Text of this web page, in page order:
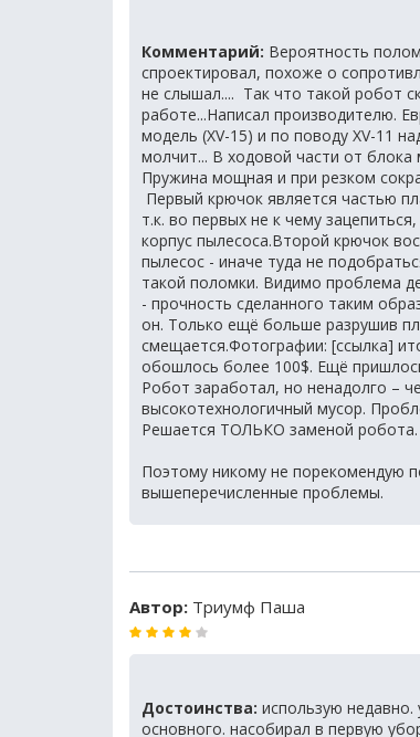
Комментарий: Вероятность
спроектировал, похоже о
не слышал.... Так что такой робот
работе...Написал производителю.
модель (XV-15) и по поводу XV-11
молчит... В ходовой части от
Пружина мощная и при резком
Первый крючок является частью
т.к. во первых не к чему
корпус пылесоса.Второй крючок
пылесос - иначе туда не
такой поломки. Видимо проблема
- прочность сделанного таким
он. Только ещё больше разрушив
смещается.Фотографии: [ссылка]
обошлось более 100$. Ещё
Робот заработал, но ненадолго –
высокотехнологичный мусор.
Решается ТОЛЬКО заменой робота.
Поэтому никому не порекомендую
вышеперечисленные проблемы.
Автор: Триумф Паша
Достоинства: использую недавно.
основного. насобирал в первую